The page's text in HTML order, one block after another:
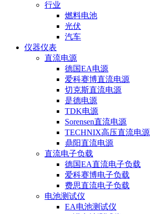
行业
燃料电池
光伏
汽车
仪器仪表
直流电源
德国EA电源
爱科赛博直流电源
切克斯直流电源
是德电源
TDK电源
Sorensen直流电源
TECHNIX高压直流电源
鼎阳直流电源
直流电子负载
德国EA直流电子负载
爱科赛博电子负载
费思直流电子负载
电池测试仪
EA电池测试仪